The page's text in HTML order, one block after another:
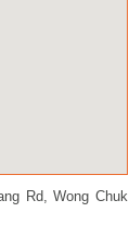
Rd, Wong Chuk